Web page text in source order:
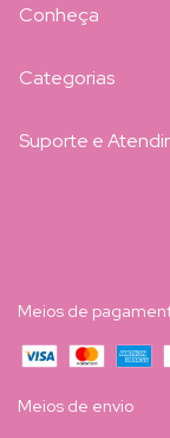
Conheça
Categorias
Suporte e
Meios de
Meios de envio